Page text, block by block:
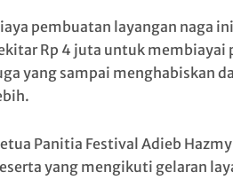
pembuatan layangan naga
Rp 4 juta untuk membiayai
yang sampai menghabiskan
Panitia Festival Adieb
yang mengikuti gelaran